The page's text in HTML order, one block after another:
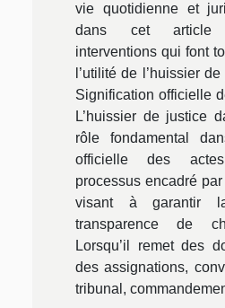
vie quotidienne et
dans cet article
interventions qui font
l’utilité de l’huissier
Signification officielle
L’huissier de justice
rôle fondamental
officielle des
processus encadré
visant à garantir
transparence de
Lorsqu’il remet des
des assignations,
tribunal,